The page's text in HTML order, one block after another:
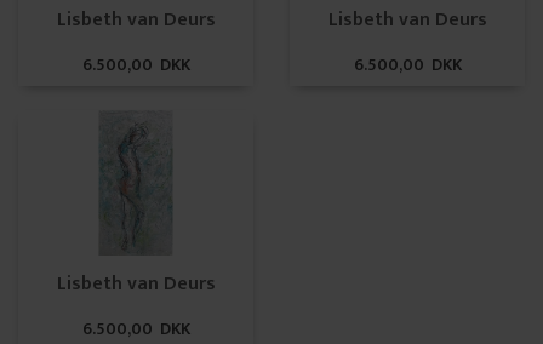
Lisbeth van Deurs
6.500,00 DKK
Lisbeth van Deurs
6.500,00 DKK
Lisbeth van Deurs
6.500,00 DKK